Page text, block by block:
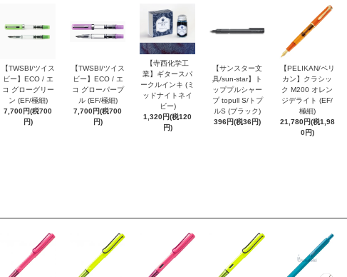
【TWSBI/ツイス
ビー】ECO / エ
コ グローグリー
ン (EF/極細)
7,700円(税700
円)
【TWSBI/ツイス
ビー】ECO / エ
コ グローパープ
ル (EF/極細)
7,700円(税700
円)
【寺西化学工
業】ギタースパ
ークルインキ (ミ
ッドナイトネイ
ビー)
1,320円(税120
円)
【サンスター文
具/sun-star】ト
ッププルシャー
プ topull S/トプ
ルS (ブラック)
396円(税36円)
【PELIKAN/ペリ
カン】クラシッ
ク M200 オレン
ジデライト (EF/
極細)
21,780円(税1,98
0円)